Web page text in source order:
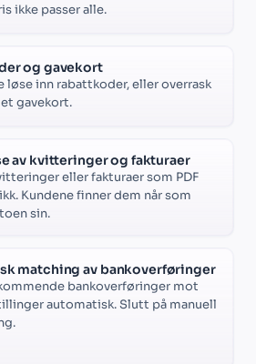
ikke passer alle.
og gavekort
løse inn rabattkoder, eller overrask
gavekort.
av kvitteringer og fakturaer
eller fakturaer som PDF
Kundene finner dem når som
sin.
matching av bankoverføringer
bankoverføringer mot
automatisk. Slutt på manuell